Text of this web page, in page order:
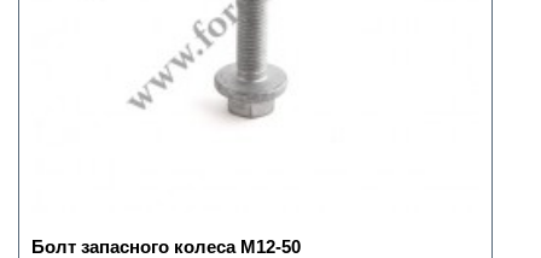
Болт запасного колеса М12-50